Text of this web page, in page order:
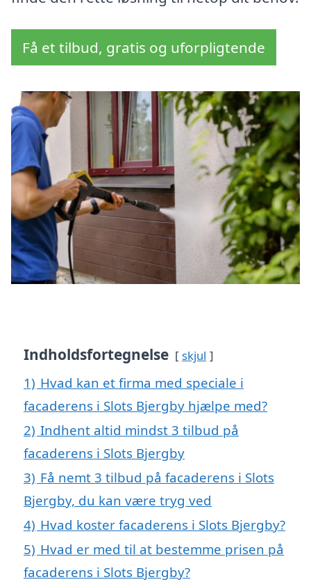
Få et tilbud, gratis og uforpligtende
Indholdsfortegnelse skjul
1) Hvad kan et firma med speciale i
facaderens i Slots Bjergby hjælpe med?
2) Indhent altid mindst 3 tilbud på
facaderens i Slots Bjergby
3) Få nemt 3 tilbud på facaderens i Slots
Bjergby, du kan være tryg ved
4) Hvad koster facaderens i Slots Bjergby?
5) Hvad er med til at bestemme prisen på
facaderens i Slots Bjergby?